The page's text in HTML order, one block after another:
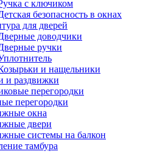
с ключиком
безопасность в окнах
для дверей
доводчики
ручки
и нащельники
и раздвижки
перегородки
перегородки
окна
двери
системы на балкон
тамбура